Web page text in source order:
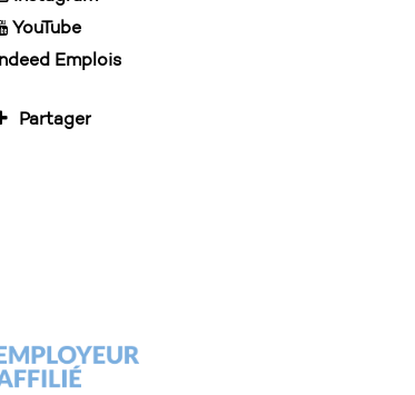
YouTube
Emplois
Partager